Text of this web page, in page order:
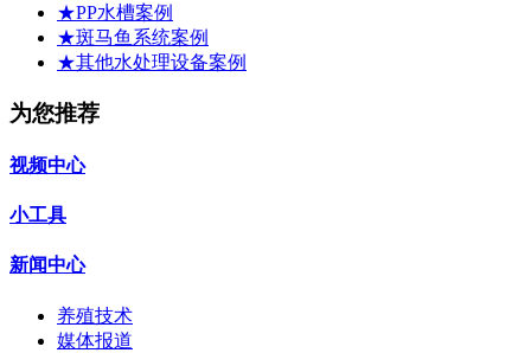
★PP水槽案例
★斑马鱼系统案例
★其他水处理设备案例
为您推荐
视频中心
小工具
新闻中心
养殖技术
媒体报道